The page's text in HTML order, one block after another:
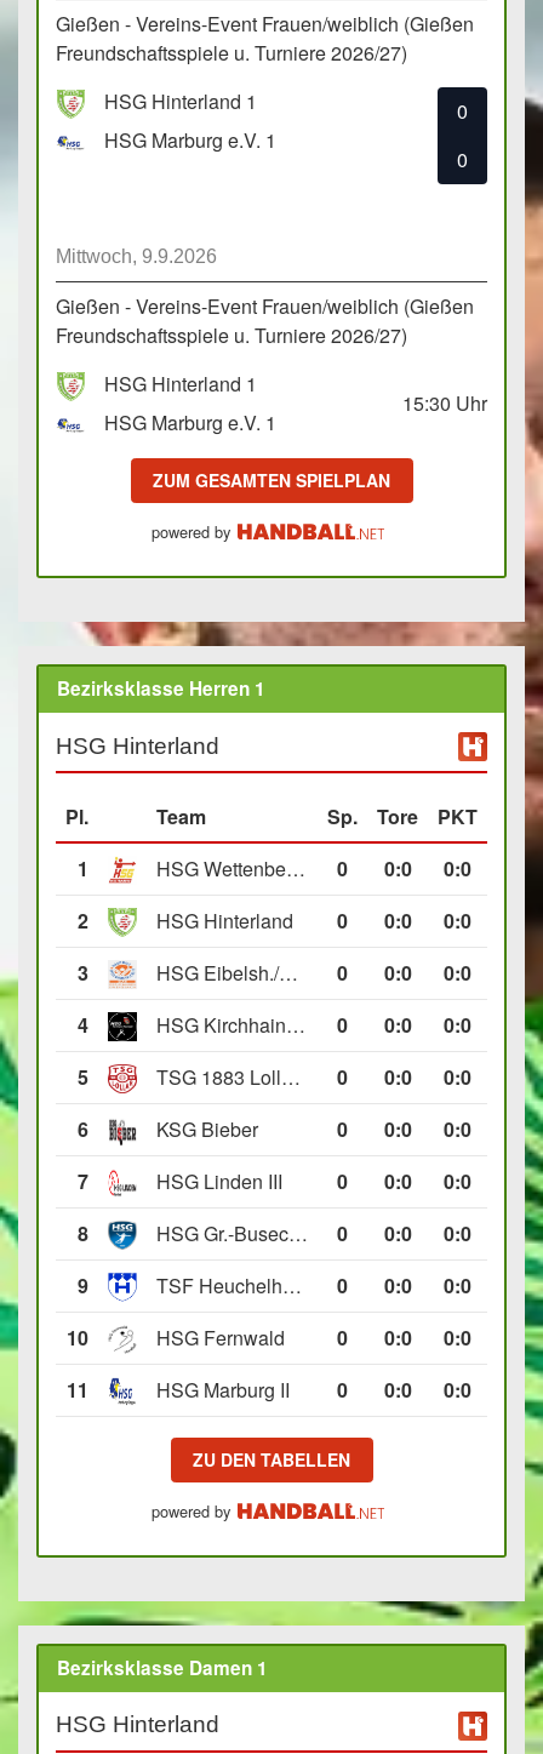
Gießen - Vereins-Event Frauen/weiblich (Gießen
Freundschaftsspiele u. Turniere 2026/27)
HSG Hinterland 1
HSG Marburg e.V. 1
0
0
Mittwoch, 9.9.2026
Gießen - Vereins-Event Frauen/weiblich (Gießen
Freundschaftsspiele u. Turniere 2026/27)
HSG Hinterland 1
HSG Marburg e.V. 1
15:30 Uhr
ZUM GESAMTEN SPIELPLAN
powered by
Bezirksklasse Herren 1
HSG Hinterland
Pl. Team Sp. Tore
PKT
1
HSG Wettenberg III 0 0:0
0:0
2
HSG Hinterland 0 0:0
0:0
3
HSG Eibelsh./Ewersb. II 0 0:0
0:0
4
HSG Kirchhain/Neustadt II 0 0:0
0:0
5
TSG 1883 Lollar II 0 0:0
0:0
6
KSG Bieber 0 0:0
0:0
7
HSG Linden III 0 0:0
0:0
8
HSG Gr.-Buseck/Beuern II 0 0:0
0:0
9
TSF Heuchelheim II 0 0:0
0:0
10
HSG Fernwald 0 0:0
0:0
11
HSG Marburg II 0 0:0 0:0
ZU DEN TABELLEN
powered by
Bezirksklasse Damen 1
HSG Hinterland